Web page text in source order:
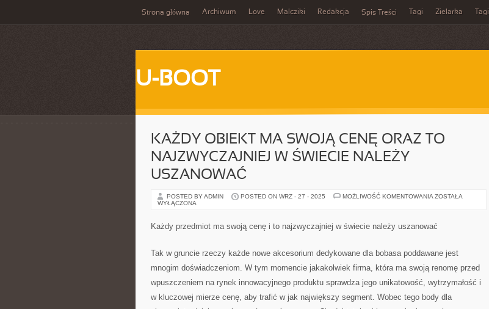
Strona główna Archiwum Love Malcziki Redakcja Spis Treści Tagi Zielarka Tagi
U-BOOT
KAŻDY OBIEKT MA SWOJĄ CENĘ ORAZ TO
NAJZWYCZAJNIEJ W ŚWIECIE NALEŻY
USZANOWAĆ
POSTED BY ADMIN POSTED ON WRZ - 27 - 2025 MOŻLIWOŚĆ KOMENTOWANIA KAŻDY
CENĘ
ORAZ
ŚWIECIE
USZANOWAĆ
ZOSTAŁA
WYŁĄCZONA
Każdy przedmiot ma swoją cenę i to najzwyczajniej w świecie należy uszanować
Tak w gruncie rzeczy każde nowe akcesorium dedykowane dla bobasa poddawane jest
mnogim doświadczeniom. W tym momencie jakakolwiek firma, która ma swoją renomę przed
wpuszczeniem na rynek innowacyjnego produktu sprawdza jego unikatowość, wytrzymałość i
w kluczowej mierze cenę, aby trafić w jak największy segment. Wobec tego body dla